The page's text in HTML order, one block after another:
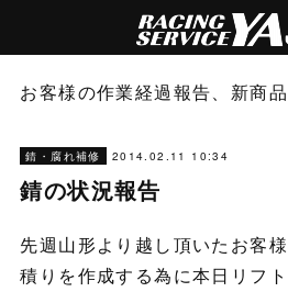
お客様の作業経過報告、新商
錆・腐れ補修 2014.02.11 10:34
錆の状況報告
先週山形より越し頂いたお客
積りを作成する為に本日リフ